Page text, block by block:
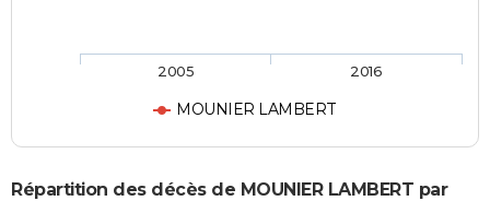
MOUNIER LAMBERT
2005 2016
Répartition des décès de MOUNIER LAMBERT par